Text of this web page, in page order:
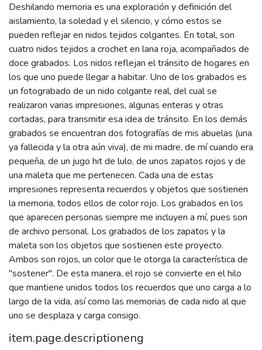
Deshilando memoria es una exploración y definición del
aislamiento, la soledad y el silencio, y cómo estos se
pueden reflejar en nidos tejidos colgantes. En total, son
cuatro nidos tejidos a crochet en lana roja, acompañados de
doce grabados. Los nidos reflejan el tránsito de hogares en
los que uno puede llegar a habitar. Uno de los grabados es
un fotograbado de un nido colgante real, del cual se
realizaron varias impresiones, algunas enteras y otras
cortadas, para transmitir esa idea de tránsito. En los demás
grabados se encuentran dos fotografías de mis abuelas (una
ya fallecida y la otra aún viva), de mi madre, de mí cuando era
pequeña, de un jugo hit de lulo, de unos zapatos rojos y de
una maleta que me pertenecen. Cada una de estas
impresiones representa recuerdos y objetos que sostienen
la memoria, todos ellos de color rojo. Los grabados en los
que aparecen personas siempre me incluyen a mí, pues son
de archivo personal. Los grabados de los zapatos y la
maleta son los objetos que sostienen este proyecto.
Ambos son rojos, un color que le otorga la característica de
"sostener". De esta manera, el rojo se convierte en el hilo
que mantiene unidos todos los recuerdos que uno carga a lo
largo de la vida, así como las memorias de cada nido al que
uno se desplaza y carga consigo.
item.page.descriptioneng